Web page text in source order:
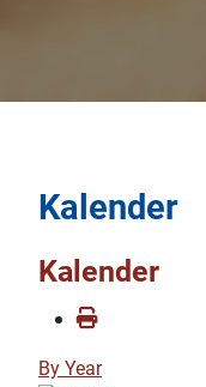
Kalender
Kalender
By Year